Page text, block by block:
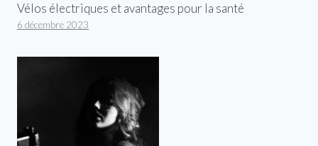
Vélos électriques et avantages pour la santé
6 décembre 2023